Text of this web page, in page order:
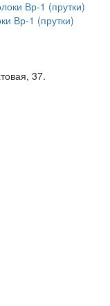
Вр-1 (прутки)
37.